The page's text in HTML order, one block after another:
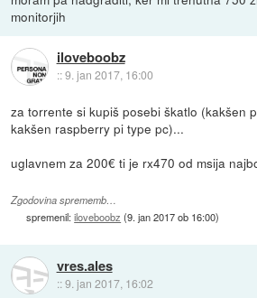
monitorjih
iloveboobz
::9. jan 2017, 16:00
za torrente si kupiš posebi škatlo (kakšen
kakšen raspberry pi type pc)...
uglavnem za 200€ ti je rx470 od msija
Zgodovina sprememb…
spremenil:iloveboobz (9. jan 2017 ob 16:00)
vres.ales
::9. jan 2017, 16:02